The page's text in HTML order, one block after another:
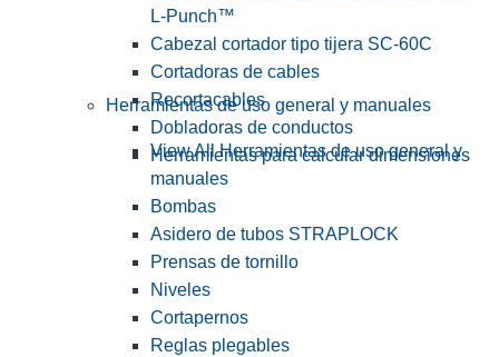
L-Punch™
Cabezal cortador tipo tijera SC-60C
Cortadoras de cables
Recortacables
Dobladoras de conductos
Herramientas para calcular dimensiones
Herramientas de uso general y manuales
View All Herramientas de uso general y
manuales
Bombas
Asidero de tubos STRAPLOCK
Prensas de tornillo
Niveles
Cortapernos
Reglas plegables